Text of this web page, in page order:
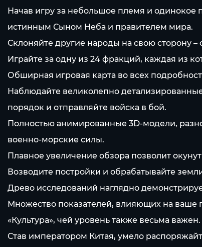
Начав игру за небольшое племя и одинокое
истинным Сыном Неба и правителем мира.
Склоняйте другие народы на свою сторону
Играйте за одну из 24 фракций, каждая из
Обширная игровая карта во всех
Наблюдайте великолепно
порядок и отправляйте войска в бой.
Полностью анимированные 3D-модели,
военно-морские силы.
Плавное увеличение обзора позволит
Возводите постройки и обрабатывайте
Древо исследований наглядно
Множество показателей, влияющих на ваше
«Культура», чей уровень также весьма важен.
Став императором Китая, умело